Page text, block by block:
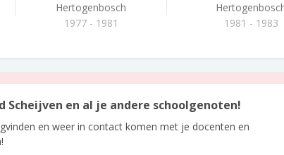
Hertogenbosch
1977 - 1981
1981 - 1983
en al je andere schoolgenoten!
en weer in contact komen met je docenten en